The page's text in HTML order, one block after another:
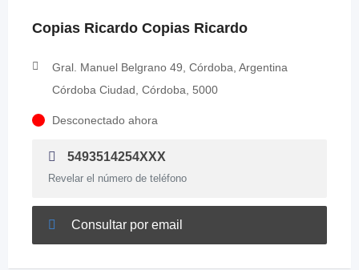
Copias Ricardo Copias Ricardo
Gral. Manuel Belgrano 49, Córdoba, Argentina
Córdoba Ciudad, Córdoba, 5000
Desconectado ahora
5493514254XXX
Revelar el número de teléfono
Consultar por email